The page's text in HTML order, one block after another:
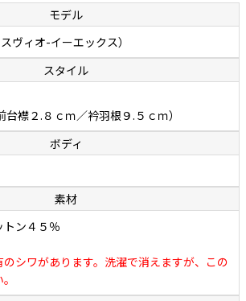
トレスなく着られます。通常は背面ダーツに
面ダーツを取り除きウエストを調整すること
したシルエットになっています。アームは上
計されているので袖付けまわりに不自然なシ
キレイに見えることもポイントです。熟練し
よるイセ込んだ肩と袖の後付けによって高い
たりに老舗カミチェリアの矜持が感じられま
しさ”、そしてほどよい“リラックス感”を合わ
スボディになるとお考えください。
モデル
ヴィオ-イーエックス）
スタイル
台襟２.８ｃｍ／衿羽根９.５ｃｍ）
ボディ
素材
トン４５％
シワがあります。洗濯で消えますが、この